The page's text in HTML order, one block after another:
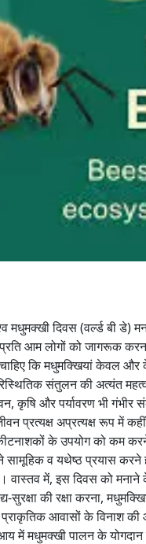
मधुमक्खी दिवस (वर्ल्ड बी
आम लोगों को जागरूक
कि मधुमक्खियां केवल और
संतुलन की अत्यंत
कृषि और पर्यावरण भी
प्रत्यक्ष अप्रत्यक्ष रूप में
के उपयोग को कम
सामूहिक व यथेष्ठ प्रयास
वास्तव में, इस दिवस को
सुरक्षा की रक्षा करना,
आवासों के विनाश
आय में मधुमक्खी पालन के